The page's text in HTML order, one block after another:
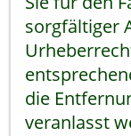
sorgfältiger
die
veranlasst